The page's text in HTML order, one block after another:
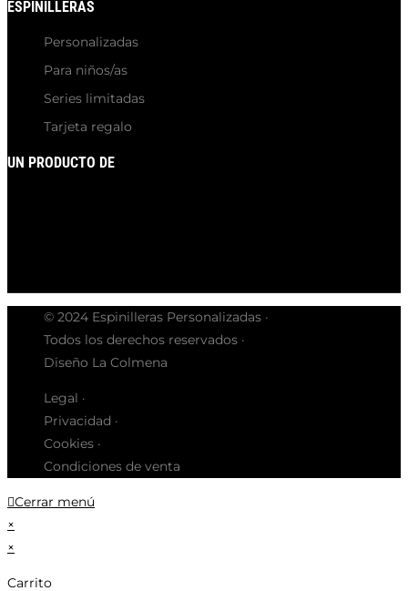
ESPINILLERAS
Personalizadas
Para niños/as
Series limitadas
Tarjeta regalo
UN PRODUCTO DE
© 2024 Espinilleras Personalizadas ·
Todos los derechos reservados ·
Diseño La Colmena
Legal ·
Privacidad ·
Cookies ·
Condiciones de venta
Cerrar menú
×
×
Carrito